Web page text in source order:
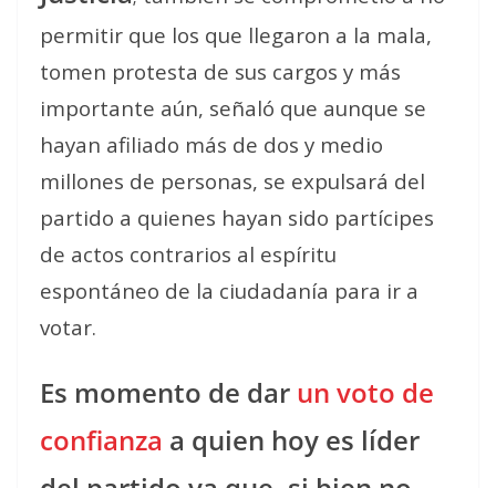
permitir que los que llegaron a la mala,
tomen protesta de sus cargos y más
importante aún, señaló que aunque se
hayan afiliado más de dos y medio
millones de personas, se expulsará del
partido a quienes hayan sido partícipes
de actos contrarios al espíritu
espontáneo de la ciudadanía para ir a
votar.
Es momento de dar un voto de
confianza a quien hoy es líder